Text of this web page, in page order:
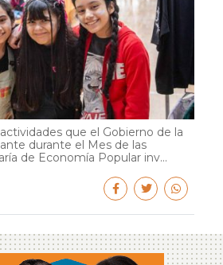
que el Gobierno de la
durante el Mes de las
de Economía Popular inv...